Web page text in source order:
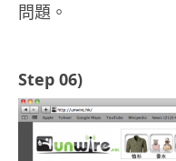
問題。
Step 06)